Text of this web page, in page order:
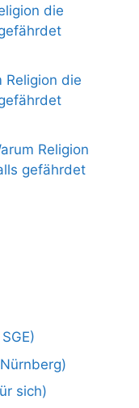
die
Religion die
Religion
gefährdet
sich)